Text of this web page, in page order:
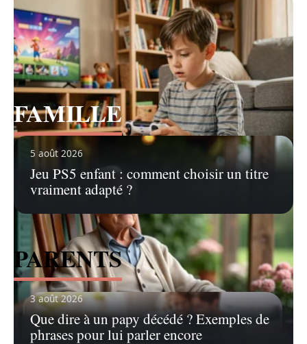
5 août 2026
Jeu PS5 enfant : comment choisir un titre
vraiment adapté ?
Voir tous les articles
FAMILLE
3 août 2026
Que dire à un papy décédé ? Exemples de
phrases pour lui parler encore
Voir tous les articles
PARENTS